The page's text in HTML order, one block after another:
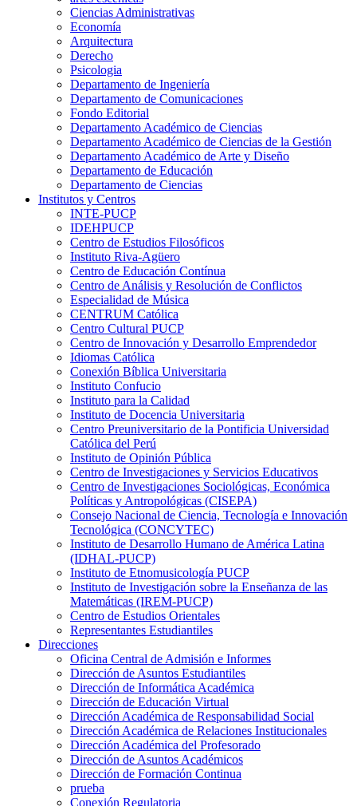
Ciencias Administrativas
Economía
Arquitectura
Derecho
Psicologia
Departamento de Ingeniería
Departamento de Comunicaciones
Fondo Editorial
Departamento Académico de Ciencias
Departamento Académico de Ciencias de la Gestión
Departamento Académico de Arte y Diseño
Departamento de Educación
Departamento de Ciencias
Institutos y Centros
INTE-PUCP
IDEHPUCP
Centro de Estudios Filosóficos
Instituto Riva-Agüero
Centro de Educación Contínua
Centro de Análisis y Resolución de Conflictos
Especialidad de Música
CENTRUM Católica
Centro Cultural PUCP
Centro de Innovación y Desarrollo Emprendedor
Idiomas Católica
Conexión Bíblica Universitaria
Instituto Confucio
Instituto para la Calidad
Instituto de Docencia Universitaria
Centro Preuniversitario de la Pontificia Universidad
Católica del Perú
Instituto de Opinión Pública
Centro de Investigaciones y Servicios Educativos
Centro de Investigaciones Sociológicas, Económica
Políticas y Antropológicas (CISEPA)
Consejo Nacional de Ciencia, Tecnología e Innovación
Tecnológica (CONCYTEC)
Instituto de Desarrollo Humano de América Latina
(IDHAL-PUCP)
Instituto de Etnomusicología PUCP
Instituto de Investigación sobre la Enseñanza de las
Matemáticas (IREM-PUCP)
Centro de Estudios Orientales
Representantes Estudiantiles
Direcciones
Oficina Central de Admisión e Informes
Dirección de Asuntos Estudiantiles
Dirección de Informática Académica
Dirección de Educación Virtual
Dirección Académica de Responsabilidad Social
Dirección Académica de Relaciones Institucionales
Dirección Académica del Profesorado
Dirección de Asuntos Académicos
Dirección de Formación Continua
prueba
Conexión Regulatoria